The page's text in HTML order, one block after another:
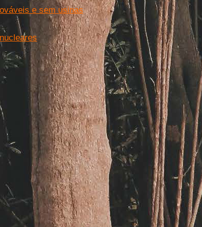
e sem usinas